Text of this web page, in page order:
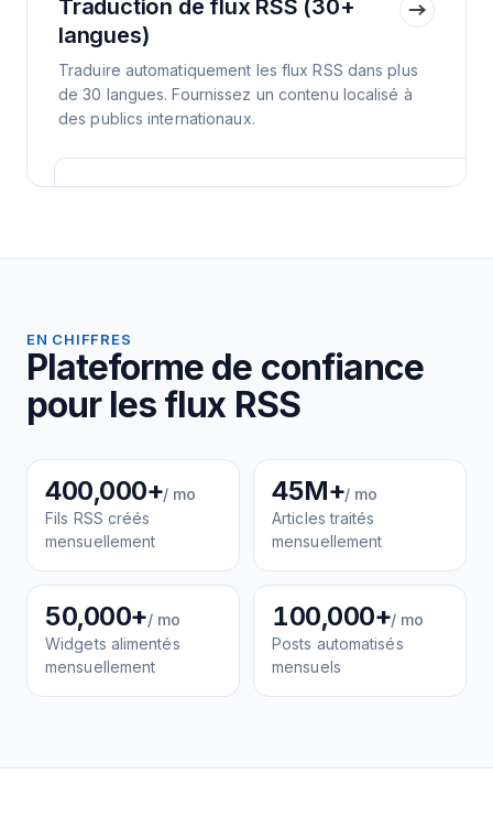
Traduction de flux RSS (30+
langues)
Traduire automatiquement les flux RSS dans plus
de 30 langues. Fournissez un contenu localisé à
des publics internationaux.
EN CHIFFRES
Plateforme de confiance
pour les flux RSS
400,000+/ mo
Fils RSS créés
mensuellement
45M+/ mo
Articles traités
mensuellement
50,000+/ mo
Widgets alimentés
mensuellement
100,000+/ mo
Posts automatisés
mensuels